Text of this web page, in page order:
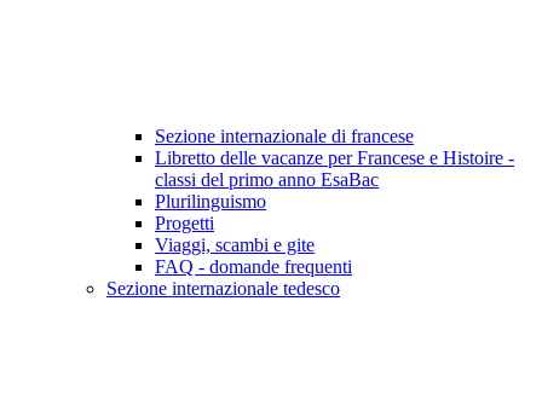
Sezione internazionale di francese
Libretto delle vacanze per Francese e Histoire -
classi del primo anno EsaBac
Plurilinguismo
Progetti
Viaggi, scambi e gite
FAQ - domande frequenti
Sezione internazionale tedesco